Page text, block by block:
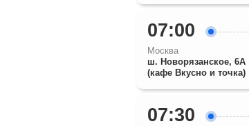
07:00
Москва
ш. Новорязанское, 6А
(кафе Вкусно и точка)
07:30